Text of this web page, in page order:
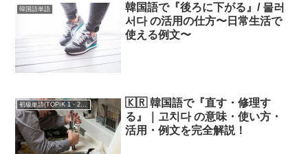
韓国語単語
韓国語で『後ろに下がる』/ 물러
서다 の活用の仕方〜日常生活で
使える例文〜
初級単語(TOPIK 1・2級)
🇰🇷 韓国語で『直す・修理す
る』｜고치다 の意味・使い方・
活用・例文を完全解説！